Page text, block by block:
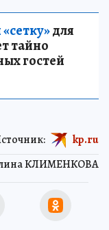
для
тайно
гостей
КЛИМЕНКОВА
kp.ru